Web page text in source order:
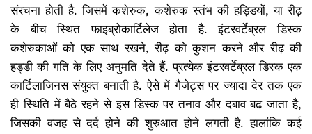
संरचना होती है. जिसमें कशेरुक, कशेरुक स्तंभ की हड्डियों, या रीढ़
के बीच स्थित फाइब्रोकार्टिलेज होता है. इंटरवर्टेब्रल डिस्क
कशेरुकाओं को एक साथ रखने, रीढ़ को कुशन करने और रीढ़ की
हड्डी की गति के लिए अनुमति देते हैं. प्रत्येक इंटरवर्टेब्रल डिस्क एक
कार्टिलाजिनस संयुक्त बनाती है. ऐसे में गैजेट्स पर ज्यादा देर तक एक
ही स्थिति में बैठे रहने से इस डिस्क पर तनाव और दबाव बढ जाता है,
जिसकी वजह से दर्द होने की शुरुआत होने लगती है. हालांकि कई